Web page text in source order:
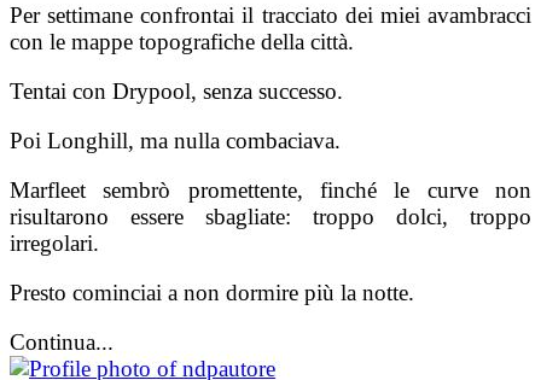
Per settimane confrontai il tracciato dei miei avambracci
con le mappe topografiche della città.
Tentai con Drypool, senza successo.
Poi Longhill, ma nulla combaciava.
Marfleet sembrò promettente, finché le curve non
risultarono essere sbagliate: troppo dolci, trop­po
irregolari.
Presto cominciai a non dormire più la notte.
Continua...